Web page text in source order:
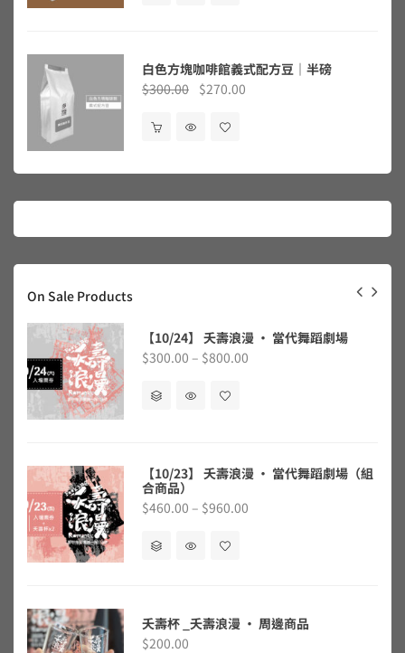
白色方塊咖啡館義式配方豆｜半磅
$300.00 $270.00
On Sale Products
【10/24】 夭壽浪漫 ‧ 當代舞蹈劇場
$300.00 – $800.00
【10/23】 夭壽浪漫 ‧ 當代舞蹈劇場（組
合商品）
$460.00 – $960.00
夭壽杯 _夭壽浪漫 ‧ 周邊商品
$200.00